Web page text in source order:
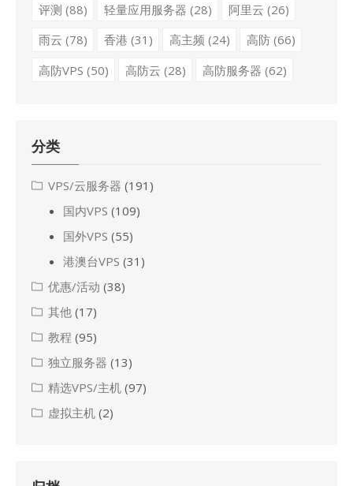
评测 (88) 轻量应用服务器 (28) 阿里云 (26)
雨云 (78) 香港 (31) 高主频 (24) 高防(66)
高防VPS (50) 高防云 (28) 高防服务器 (62)
分类
VPS/云服务器 (191)
国内VPS (109)
国外VPS (55)
港澳台VPS (31)
优惠/活动 (38)
其他 (17)
教程 (95)
独立服务器 (13)
精选VPS/主机 (97)
虚拟主机 (2)